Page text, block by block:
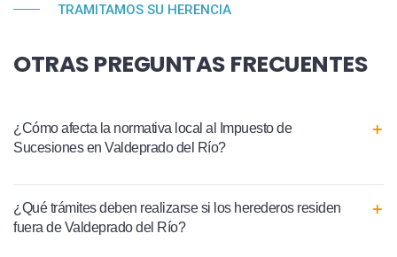
TRAMITAMOS SU HERENCIA
OTRAS PREGUNTAS FRECUENTES
¿Cómo afecta la normativa local al Impuesto de
Sucesiones en Valdeprado del Río?
¿Qué trámites deben realizarse si los herederos residen
fuera de Valdeprado del Río?